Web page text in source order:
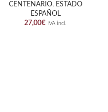
CENTENARIO, ESTADO
ESPAÑOL
27,00€ IVA incl.